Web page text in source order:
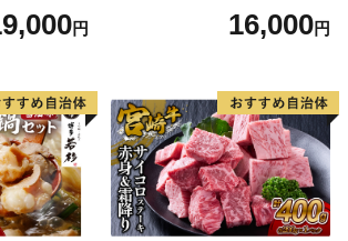
円
牛肉 焼肉用 薄切り 訳あり サ
16,000円